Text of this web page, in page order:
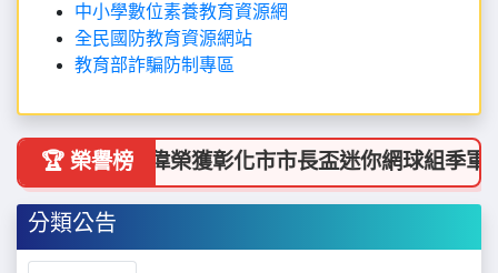
中小學數位素養教育資源網
全民國防教育資源網站
教育部詐騙防制專區
🏆 榮譽榜
🎉 賀!蔡承偉榮獲彰化市市長盃迷你網球組季軍
分類公告